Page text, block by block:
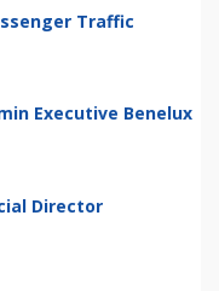
Traffic
Executive Benelux
Director